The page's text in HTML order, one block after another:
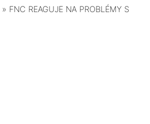
» FNC REAGUJE NA PROBLÉMY S